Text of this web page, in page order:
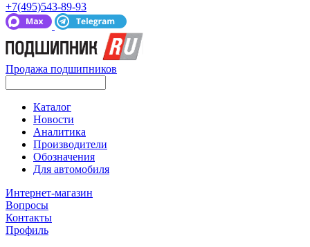
+7(495)543-89-93
Продажа подшипников
Каталог
Новости
Аналитика
Производители
Обозначения
Для автомобиля
Интернет-магазин
Вопросы
Контакты
Профиль